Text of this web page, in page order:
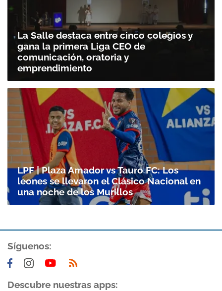
Gracias por suscribirte a nuestro boletín.
La Salle destaca entre cinco colegios y
gana la primera Liga CEO de
comunicación, oratoria y
emprendimiento
LPF | Plaza Amador vs Tauro FC: Los
leones se llevaron el Clásico Nacional en
una noche de los Murillos
Síguenos:
Descubre nuestras apps: